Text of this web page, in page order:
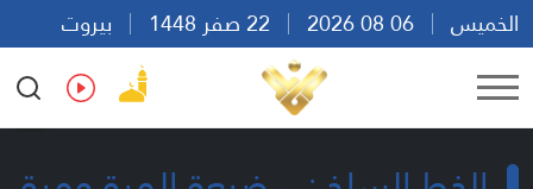
الخميس
بيروت
15:37
Ar En Fr Es